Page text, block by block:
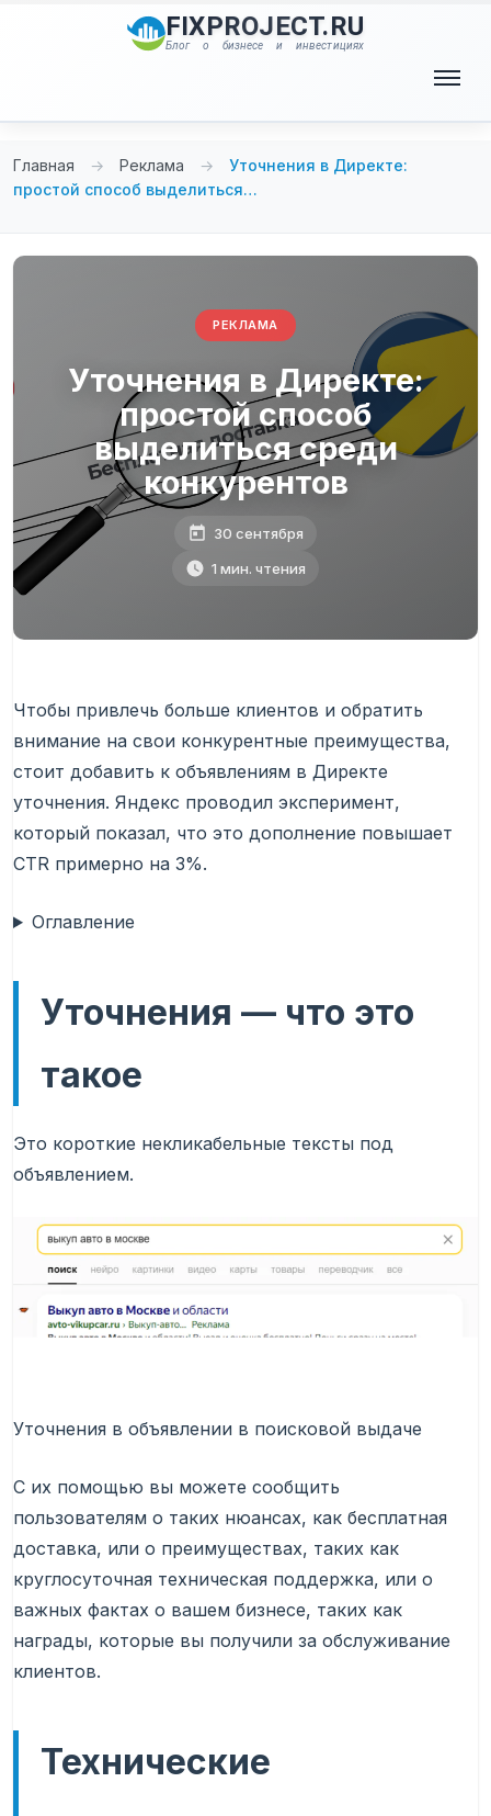
FIXPROJECT.RU
Блог о бизнесе и инвестициях
Главная → Реклама →
Уточнения в Директе:
простой способ выделиться…
РЕКЛАМА
Уточнения в Директе:
простой способ
выделиться среди
конкурентов
30 сентября
1 мин. чтения
Чтобы привлечь больше клиентов и обратить
внимание на свои конкурентные преимущества,
стоит добавить к объявлениям в Директе
уточнения. Яндекс проводил эксперимент,
который показал, что это дополнение повышает
CTR примерно на 3%.
Оглавление
Уточнения — что это
такое
Это короткие некликабельные тексты под
объявлением.
Уточнения в объявлении в поисковой выдаче
С их помощью вы можете сообщить
пользователям о таких нюансах, как бесплатная
доставка, или о преимуществах, таких как
круглосуточная техническая поддержка, или о
важных фактах о вашем бизнесе, таких как
награды, которые вы получили за обслуживание
клиентов.
Технические